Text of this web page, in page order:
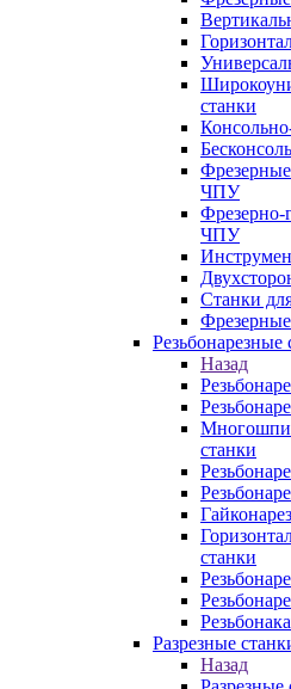
станки
ЧПУ
Фрезерно-
ЧПУ
Станки
Резьбонарезные
Назад
станки
станки
Разрезные
Назад